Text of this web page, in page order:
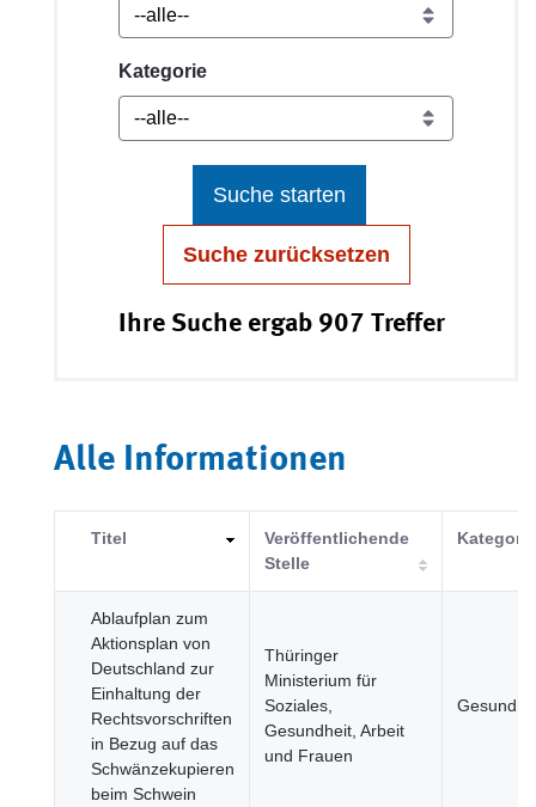
Kategorie
Suche starten
Suche zurücksetzen
Ihre Suche ergab 907 Treffer
Alle Informationen
Titel
Veröffentlichende
Stelle
Kategorie
Ablaufplan zum
Aktionsplan von
Deutschland zur
Einhaltung der
Rechtsvorschriften
in Bezug auf das
Schwänzekupieren
beim Schwein
Thüringer
Ministerium für
Soziales,
Gesundheit, Arbeit
und Frauen